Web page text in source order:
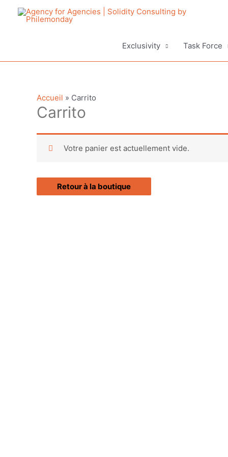
Exclusivity
Task Force
Accueil » Carrito
Carrito
Votre panier est actuellement vide.
Retour à la boutique